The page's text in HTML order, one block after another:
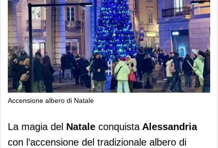
Accensione albero di Natale
Alessandria si illumina anche con
l’albero di Natale di Paglieri
La magia del Natale conquista Alessandria
con l’accensione del tradizionale albero di